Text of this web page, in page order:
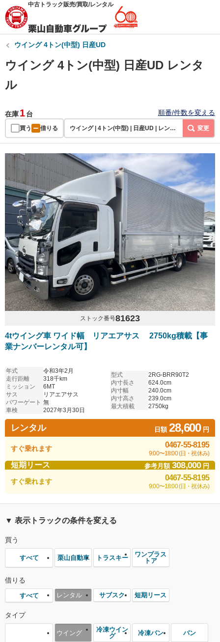
中古トラック販売/買取/レンタル
ウイング 4トン(中型) 日産UD
ウイング 4トン(中型) 日産UD レンタ
ル
在庫1台 順番/件数を変える
買う 借りる ウイング | 4トン(中型) | 日産UD | レンタル 変更
ストック番号81623
4tウイング車 ワイド幅 リアエアサス 2750kg積載【事
業ナンバーレンタル可】
年式
令和3年2月
走行距離
318千km
ミッション
6MT
サス
リアエアサス
パワーゲート 無
車検
2027年3月30日
型式
2RG-BRR90T2
内寸長さ
624.0cm
内寸幅
240.0cm
内寸高さ
239.0cm
最大積載
2750kg
レンタル 日額28,600円
すぐ乗れます 0467-55-8195
9:00〜18:00 (日・祝休み)
短期リース 参考月額308,000円
すぐ乗れます 0467-55-8195
9:00〜18:00 (日・祝休み)
▼ 表示トラックの条件を変える
買う
すべて 栗山自動車 トラスキー
ワンプラス
トア
借りる
すべて レンタル サブスク 短期リース
タイプ
ウイング
冷凍ウイン
グ
冷凍バン バン